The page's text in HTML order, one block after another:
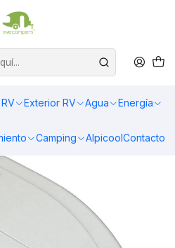
Exterior RV Agua Energía
Camping AlpicoolContacto
DIESEL
Safe Door Frame